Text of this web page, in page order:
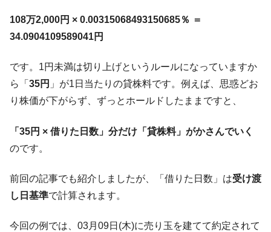
108万2,000円 × 0.00315068493150685％ ＝
34.0904109589041円
です。1円未満は切り上げというルールになっていますか
ら「 35円 」が1日当たりの貸株料です。例えば、思惑どお
り株価が下がらず、ずっとホールドしたままですと、
「35円 × 借りた日数」分だけ「貸株料」がかさんでいく
のです。
前回の記事でも紹介しましたが、「借りた日数」は受け渡
し日基準で計算されます。
今回の例では、03月09日(木)に売り玉を建てて約定されて